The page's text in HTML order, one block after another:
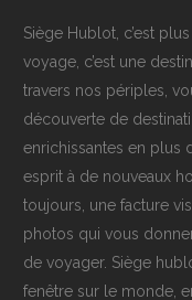
Siège Hublot, c’est
voyage, c’est une
travers nos périples,
découverte de
enrichissantes en plus
esprit à de nouveaux
toujours, une facture
photos qui vous
de voyager. Siège
fenêtre sur le monde,